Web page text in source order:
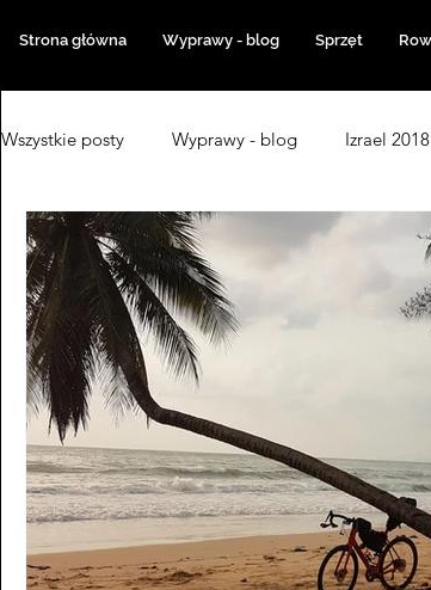
Strona główna Wyprawy - blog Sprzęt
Wszystkie posty Wyprawy - blog Izrael 2018
Azja 2019 Z Singapuru do Bangkoku
Inne wyprawy Włochy 2022
Australia 2023 Z Polski do Turcji 2024